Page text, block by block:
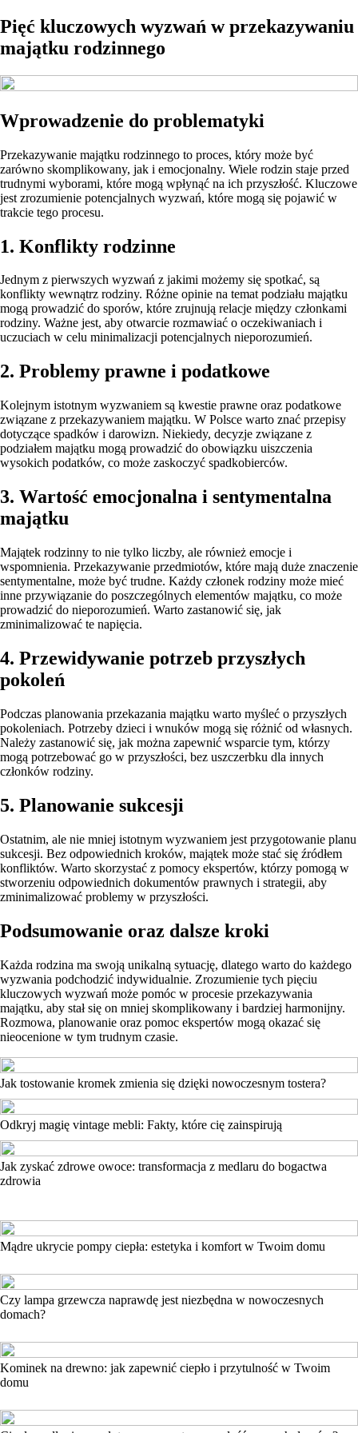
Pięć kluczowych wyzwań w przekazywaniu
majątku rodzinnego
Wprowadzenie do problematyki
Przekazywanie majątku rodzinnego to proces, który może być
zarówno skomplikowany, jak i emocjonalny. Wiele rodzin staje przed
trudnymi wyborami, które mogą wpłynąć na ich przyszłość. Kluczowe
jest zrozumienie potencjalnych wyzwań, które mogą się pojawić w
trakcie tego procesu.
1. Konflikty rodzinne
Jednym z pierwszych wyzwań z jakimi możemy się spotkać, są
konflikty wewnątrz rodziny. Różne opinie na temat podziału majątku
mogą prowadzić do sporów, które zrujnują relacje między członkami
rodziny. Ważne jest, aby otwarcie rozmawiać o oczekiwaniach i
uczuciach w celu minimalizacji potencjalnych nieporozumień.
2. Problemy prawne i podatkowe
Kolejnym istotnym wyzwaniem są kwestie prawne oraz podatkowe
związane z przekazywaniem majątku. W Polsce warto znać przepisy
dotyczące spadków i darowizn. Niekiedy, decyzje związane z
podziałem majątku mogą prowadzić do obowiązku uiszczenia
wysokich podatków, co może zaskoczyć spadkobierców.
3. Wartość emocjonalna i sentymentalna
majątku
Majątek rodzinny to nie tylko liczby, ale również emocje i
wspomnienia. Przekazywanie przedmiotów, które mają duże znaczenie
sentymentalne, może być trudne. Każdy członek rodziny może mieć
inne przywiązanie do poszczególnych elementów majątku, co może
prowadzić do nieporozumień. Warto zastanowić się, jak
zminimalizować te napięcia.
4. Przewidywanie potrzeb przyszłych
pokoleń
Podczas planowania przekazania majątku warto myśleć o przyszłych
pokoleniach. Potrzeby dzieci i wnuków mogą się różnić od własnych.
Należy zastanowić się, jak można zapewnić wsparcie tym, którzy
mogą potrzebować go w przyszłości, bez uszczerbku dla innych
członków rodziny.
5. Planowanie sukcesji
Ostatnim, ale nie mniej istotnym wyzwaniem jest przygotowanie planu
sukcesji. Bez odpowiednich kroków, majątek może stać się źródłem
konfliktów. Warto skorzystać z pomocy ekspertów, którzy pomogą w
stworzeniu odpowiednich dokumentów prawnych i strategii, aby
zminimalizować problemy w przyszłości.
Podsumowanie oraz dalsze kroki
Każda rodzina ma swoją unikalną sytuację, dlatego warto do każdego
wyzwania podchodzić indywidualnie. Zrozumienie tych pięciu
kluczowych wyzwań może pomóc w procesie przekazywania
majątku, aby stał się on mniej skomplikowany i bardziej harmonijny.
Rozmowa, planowanie oraz pomoc ekspertów mogą okazać się
nieocenione w tym trudnym czasie.
Jak tostowanie kromek zmienia się dzięki nowoczesnym tostera?
Odkryj magię vintage mebli: Fakty, które cię zainspirują
Jak zyskać zdrowe owoce: transformacja z medlaru do bogactwa
zdrowia
Mądre ukrycie pompy ciepła: estetyka i komfort w Twoim domu
Czy lampa grzewcza naprawdę jest niezbędna w nowoczesnych
domach?
Kominek na drewno: jak zapewnić ciepło i przytulność w Twoim
domu